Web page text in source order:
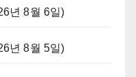
년 8월 6일)
년 8월 5일)